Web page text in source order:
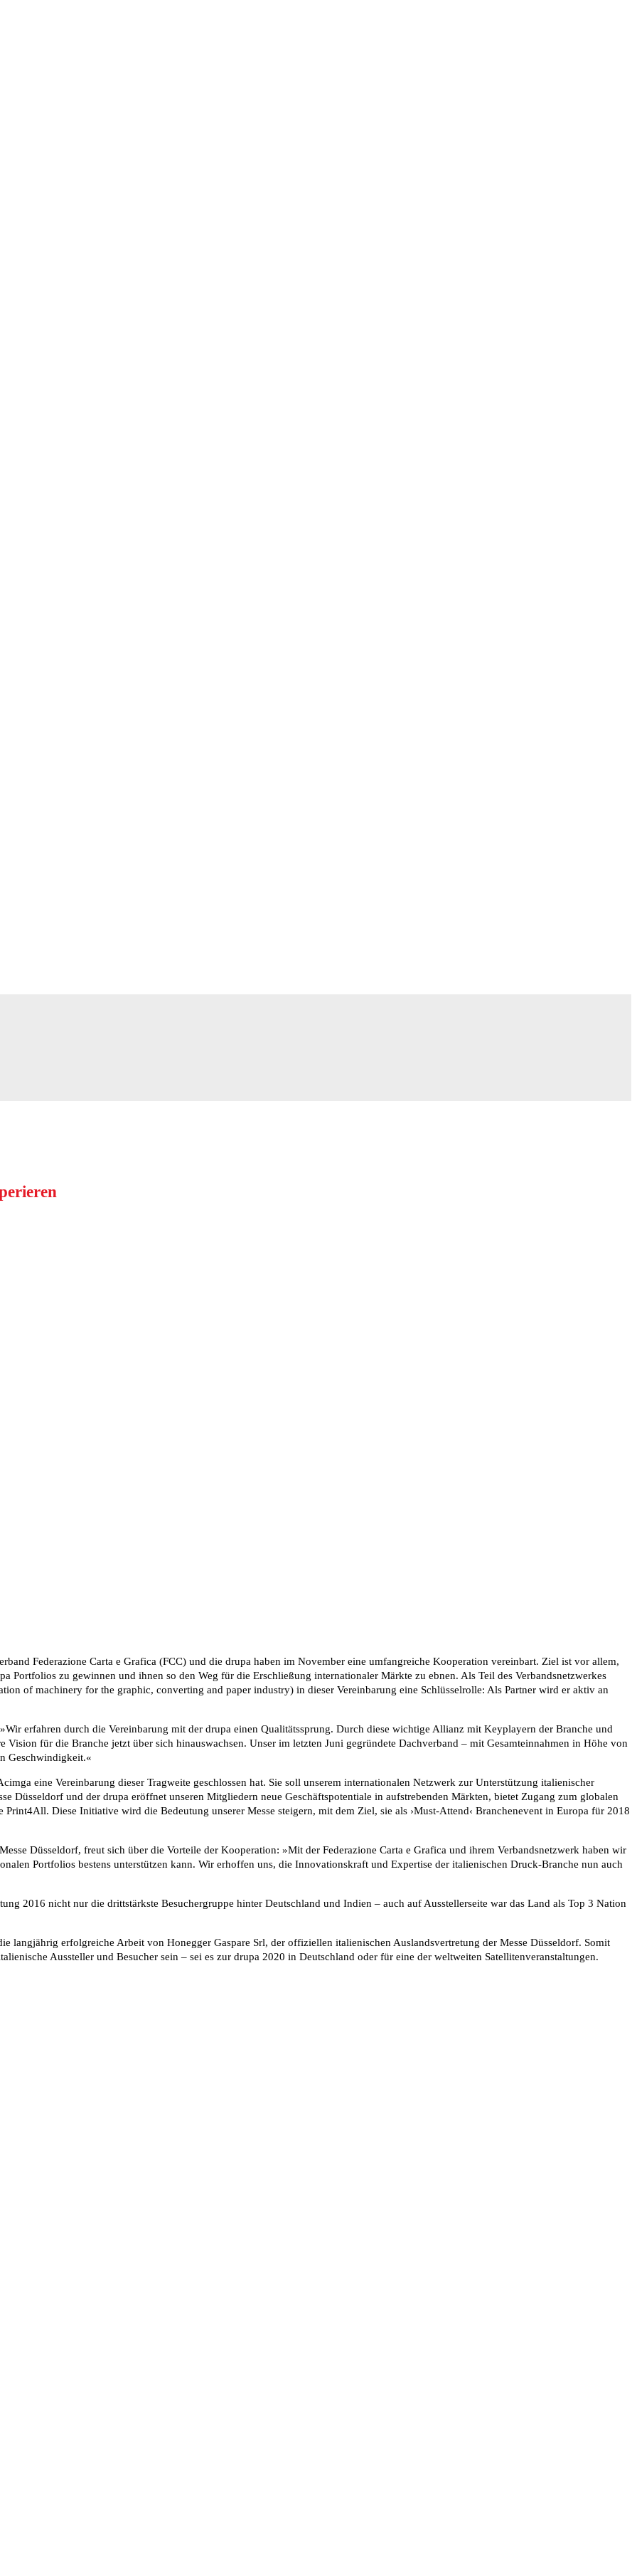
Federazione Carta e Grafica (FCC) und die drupa haben im November eine umfangreiche Kooperation vereinbart. Ziel ist vor allem,
Portfolios zu gewinnen und ihnen so den Weg für die Erschließung internationaler Märkte zu ebnen. Als Teil des Verbandsnetzwerkes
of machinery for the graphic, converting and paper industry) in dieser Vereinbarung eine Schlüsselrolle: Als Partner wird er aktiv an
erfahren durch die Vereinbarung mit der drupa einen Qualitätssprung. Durch diese wichtige Allianz mit Keyplayern der Branche und
für die Branche jetzt über sich hinauswachsen. Unser im letzten Juni gegründete Dachverband – mit Gesamteinnahmen in Höhe von
Geschwindigkeit.«
eine Vereinbarung dieser Tragweite geschlossen hat. Sie soll unserem internationalen Netzwerk zur Unterstützung italienischer
Düsseldorf und der drupa eröffnet unseren Mitgliedern neue Geschäftspotentiale in aufstrebenden Märkten, bietet Zugang zum globalen
Diese Initiative wird die Bedeutung unserer Messe steigern, mit dem Ziel, sie als ›Must-Attend‹ Branchenevent in Europa für 2018
Düsseldorf, freut sich über die Vorteile der Kooperation: »Mit der Federazione Carta e Grafica und ihrem Verbandsnetzwerk haben wir
Portfolios bestens unterstützen kann. Wir erhoffen uns, die Innovationskraft und Expertise der italienischen Druck-Branche nun auch
2016 nicht nur die drittstärkste Besuchergruppe hinter Deutschland und Indien – auch auf Ausstellerseite war das Land als Top 3 Nation
langjährig erfolgreiche Arbeit von Honegger Gaspare Srl, der offiziellen italienischen Auslandsvertretung der Messe Düsseldorf. Somit
Aussteller und Besucher sein – sei es zur drupa 2020 in Deutschland oder für eine der weltweiten Satellitenveranstaltungen.